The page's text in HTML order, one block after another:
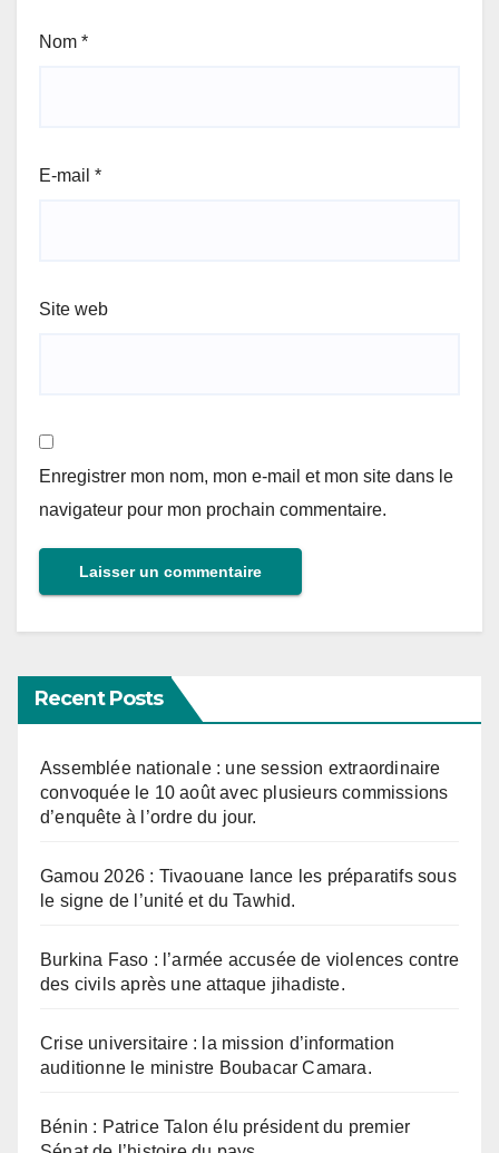
Nom *
E-mail *
Site web
Enregistrer mon nom, mon e-mail et mon site dans le
navigateur pour mon prochain commentaire.
Recent Posts
Assemblée nationale : une session extraordinaire
convoquée le 10 août avec plusieurs commissions
d’enquête à l’ordre du jour.
Gamou 2026 : Tivaouane lance les préparatifs sous
le signe de l’unité et du Tawhid.
Burkina Faso : l’armée accusée de violences contre
des civils après une attaque jihadiste.
Crise universitaire : la mission d’information
auditionne le ministre Boubacar Camara.
Bénin : Patrice Talon élu président du premier